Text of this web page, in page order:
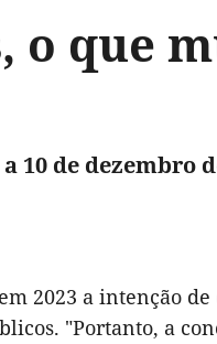
o que
de dezembro
2023 a intenção
"Portanto, a